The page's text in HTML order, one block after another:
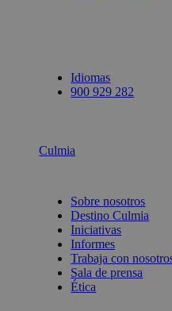
Idiomas
900 929 282
Culmia
Sobre nosotros
Destino Culmia
Iniciativas
Informes
Trabaja con
Sala de prensa
Ética